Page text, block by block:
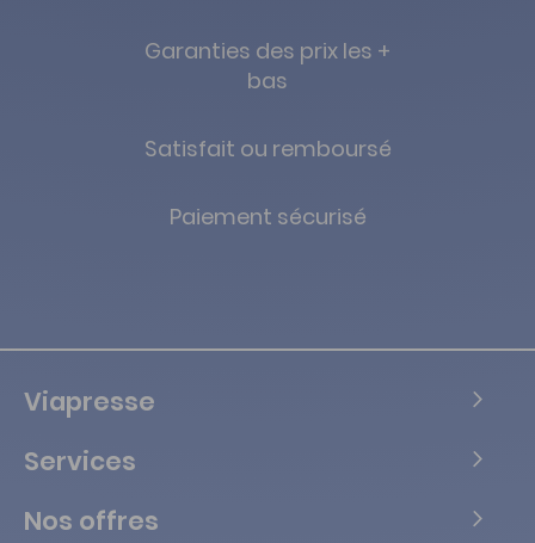
Garanties des prix les +
bas
Satisfait ou remboursé
Paiement sécurisé
Viapresse
Services
Nos offres